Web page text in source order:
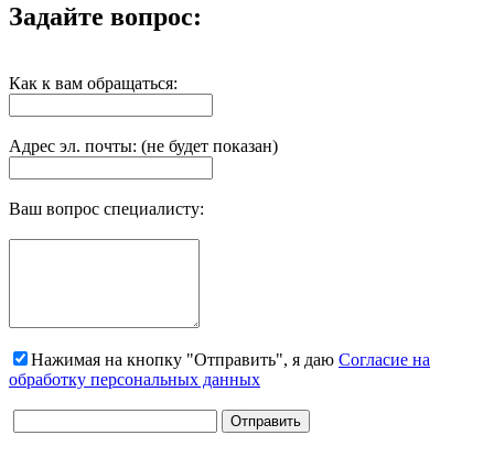
Задайте вопрос:
Как к вам обращаться:
Адрес эл. почты: (не будет показан)
Ваш вопрос специалисту:
Нажимая на кнопку "Отправить", я даю Согласие на
обработку персональных данных